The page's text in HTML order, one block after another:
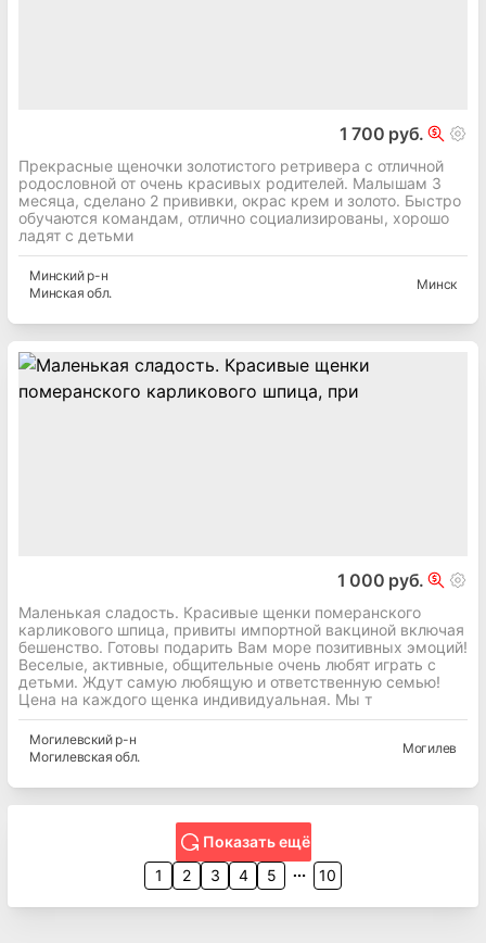
1 700 руб.
Прекрасные щеночки золотистого ретривера с отличной
родословной от очень красивых родителей. Малышам 3
месяца, сделано 2 прививки, окрас крем и золото. Быстро
обучаются командам, отлично социализированы, хорошо
ладят с детьми
Минскийр-н
Минская обл.
Минск
1 000 руб.
Маленькая сладость. Красивые щенки померанского
карликового шпица, привиты импортной вакциной включая
бешенство. Готовы подарить Вам море позитивных эмоций!
Веселые, активные, общительные очень любят играть с
детьми. Ждут самую любящую и ответственную семью!
Цена на каждого щенка индивидуальная. Мы т
Могилевскийр-н
Могилевская обл.
Могилев
Показать ещё
1
2 3 4 5 10